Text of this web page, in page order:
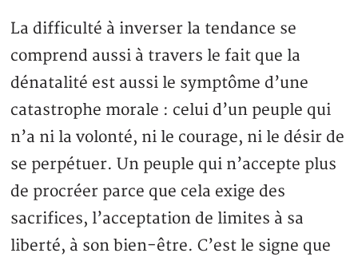
La difficulté à inverser la tendance se
comprend aussi à travers le fait que la
dénatalité est aussi le symptôme d’une
catastrophe morale : celui d’un peuple qui
n’a ni la volonté, ni le courage, ni le désir de
se perpétuer. Un peuple qui n’accepte plus
de procréer parce que cela exige des
sacrifices, l’acceptation de limites à sa
liberté, à son bien-être. C’est le signe que